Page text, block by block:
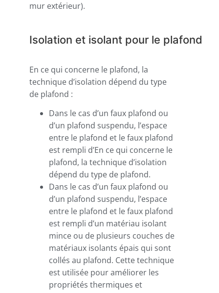
mur extérieur).
Isolation et isolant pour le plafond
En ce qui concerne le plafond, la
technique d’isolation dépend du type
de plafond :
Dans le cas d’un faux plafond ou
d’un plafond suspendu, l’espace
entre le plafond et le faux plafond
est rempli d’En ce qui concerne le
plafond, la technique d’isolation
dépend du type de plafond.
Dans le cas d’un faux plafond ou
d’un plafond suspendu, l’espace
entre le plafond et le faux plafond
est rempli d’un matériau isolant
mince ou de plusieurs couches de
matériaux isolants épais qui sont
collés au plafond. Cette technique
est utilisée pour améliorer les
propriétés thermiques et